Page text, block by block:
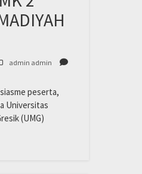
admin admin
peserta,
Universitas
(UMG)